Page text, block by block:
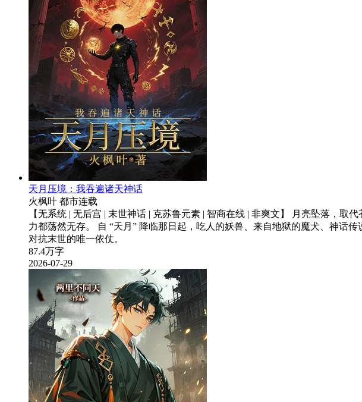
天月压境：我吞遍诸天神话
火枫叶 都市连载
【无系统 | 无后宫 | 末世神话 | 克苏鲁元素 | 智商在线 | 非爽文】 月亮坠落，
力都荡然无存。 自 “天月” 降临那日起，吃人的妖兽、来自地狱的魔犬、神话
对抗末世的唯一依仗。
87.4万字
2026-07-29